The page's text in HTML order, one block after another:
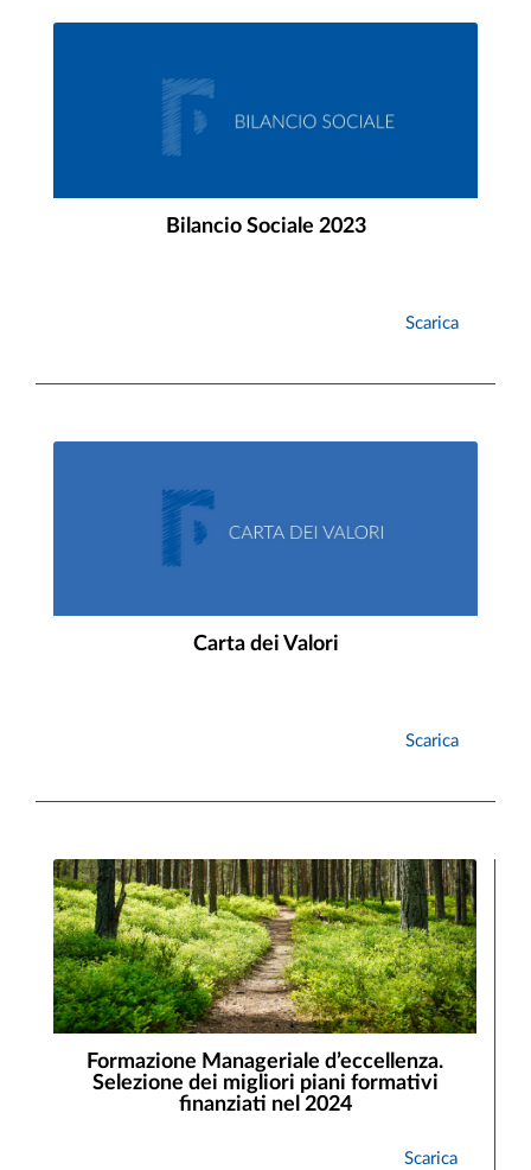
Bilancio Sociale 2023
Scarica
Carta dei Valori
Scarica
Formazione Manageriale d’eccellenza.
Selezione dei migliori piani formativi
finanziati nel 2024
Scarica